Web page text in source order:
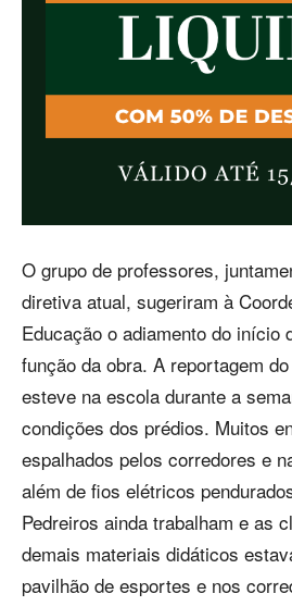
O grupo de professores,
diretiva atual, sugeriram à
Educação o adiamento do início
função da obra. A reportagem
esteve na escola durante a
condições dos prédios. Muitos
espalhados pelos corredores e
além de fios elétricos
Pedreiros ainda trabalham e as
demais materiais didáticos
pavilhão de esportes e nos